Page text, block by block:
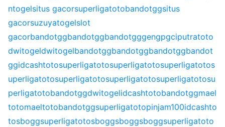
ntogelsitus gacorsuperligatotobandotggsitus
gacorsuzuyatogelslot
gacorbandotggbandotggbandotgggengpgciputratoto
dwitogeldwitogelbandotggbandotggbandotggbandot
ggidcashtotosuperligatotosuperligatotosuperligatotos
uperligatotosuperligatotosuperligatotosuperligatotosu
perligatotobandotggdwitogelidcashtotobandotggmael
totomaeltotobandotggsuperligatotopinjam100idcashto
tosboggsuperligatotosboggsboggsboggsuperligatoto